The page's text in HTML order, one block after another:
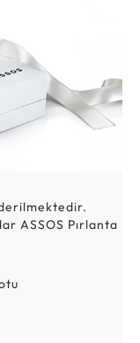
ASSOS Pırlanta